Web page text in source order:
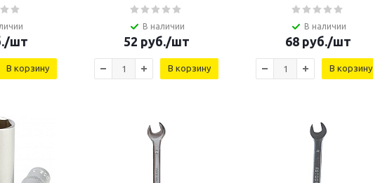
/шт
В корзину
В наличии
52 руб./шт
В корзину
В наличии
68руб./шт
В корзину